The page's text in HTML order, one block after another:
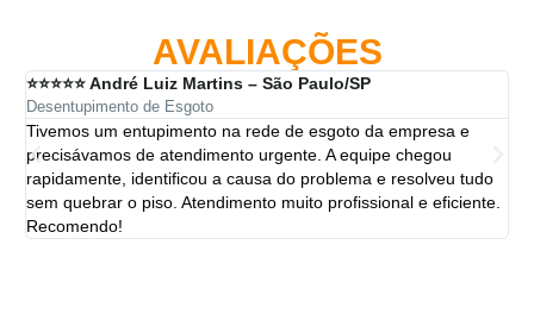
AVALIAÇÕES
⭐⭐⭐⭐⭐ André Luiz Martins – São Paulo/SP
Desentupimento de Esgoto
Tivemos um entupimento na rede de esgoto da empresa e
precisávamos de atendimento urgente. A equipe chegou
rapidamente, identificou a causa do problema e resolveu tudo
sem quebrar o piso. Atendimento muito profissional e eficiente.
Recomendo!